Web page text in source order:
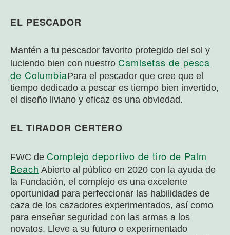
EL PESCADOR
Mantén a tu pescador favorito protegido del sol y
luciendo bien con nuestro Camisetas de pesca
de ColumbiaPara el pescador que cree que el
tiempo dedicado a pescar es tiempo bien invertido,
el diseño liviano y eficaz es una obviedad.
EL TIRADOR CERTERO
FWC de Complejo deportivo de tiro de Palm
Beach Abierto al público en 2020 con la ayuda de
la Fundación, el complejo es una excelente
oportunidad para perfeccionar las habilidades de
caza de los cazadores experimentados, así como
para enseñar seguridad con las armas a los
novatos. Lleve a su futuro o experimentado